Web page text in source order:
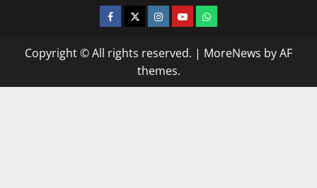
facebooktwitterinstagram.com
youtubewhatsapp
Copyright © All rights reserved. | MoreNews by AF
themes.